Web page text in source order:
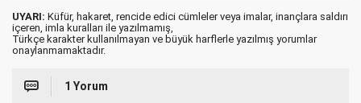
UYARI: Küfür, hakaret, rencide edici cümleler veya imalar, inançlara saldırı
içeren, imla kuralları ile yazılmamış,
Türkçe karakter kullanılmayan ve büyük harflerle yazılmış yorumlar
onaylanmamaktadır.
1 Yorum